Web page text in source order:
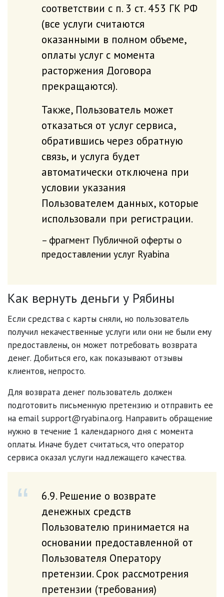
соответствии с п. 3 ст. 453 ГК РФ
(все услуги считаются
оказанными в полном объеме,
оплаты услуг с момента
расторжения Договора
прекращаются).
Также, Пользователь может
отказаться oт услуг сервиса,
обратившись через обратную
связь, и услуга будет
автоматически отключена при
условии указания
Пользователем данных, которые
использовали при регистрации.
фрагмент Публичной оферты о
предоставлении услуг Ryabina
Как вернуть деньги у Рябины
Если средства с карты сняли, но пользователь
получил некачественные услуги или они не были ему
предоставлены, он может потребовать возврата
денег. Добиться его, как показывают отзывы
клиентов, непросто.
Для возврата денег пользователь должен
подготовить письменную претензию и отправить ее
на email support@ryabina.org. Направить обращение
нужно в течение 1 календарного дня с момента
оплаты. Иначе будет считаться, что оператор
сервиса оказал услуги надлежащего качества.
6.9. Решение о возврате
денежных средств
Пользователю принимается на
основании предоставленной от
Пользователя Оператору
претензии. Срок рассмотрения
претензии (требования)